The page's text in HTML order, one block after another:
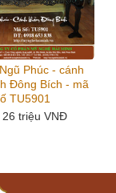
Phúc - cánh
Đông Bích - mã
TU5901
26 triệu VNĐ